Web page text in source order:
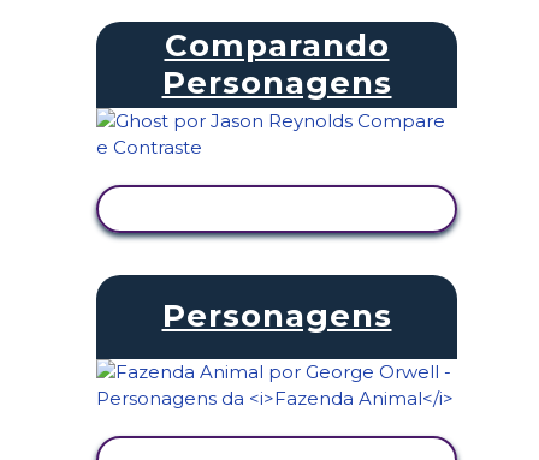
Comparando
Personagens
Personagens